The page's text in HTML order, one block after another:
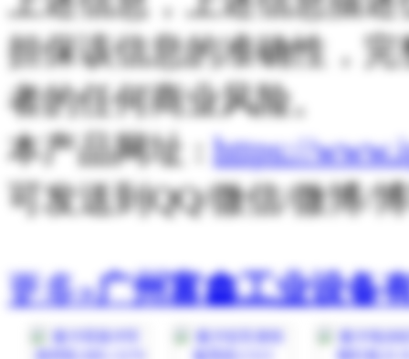
担保该信息的准确性，
者的任何商业风险。
本产品网址 :https://
可发送到QQ/微信/微博/
更多»广州富鑫工业设备